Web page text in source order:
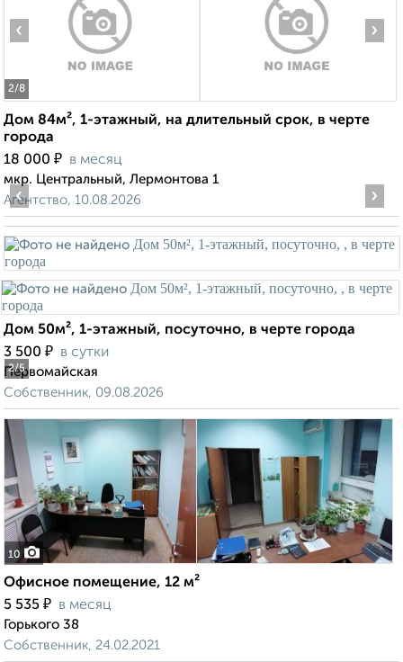
2/8
‹ ›
Дом 84м², 1-этажный, на длительный срок, в черте
города
18 000 ₽ в месяц
мкр. Центральный, Лермонтова 1
Агентство, 10.08.2026
2/5
‹ ›
Дом 50м², 1-этажный, посуточно, в черте города
3 500 ₽ в сутки
Первомайская
Собственник, 09.08.2026
10
Офисное помещение, 12 м²
5 535 ₽ в месяц
Горького 38
Собственник, 24.02.2021